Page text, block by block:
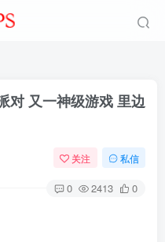
对 又一神级游戏 里边
关注 私信
0 2413 0